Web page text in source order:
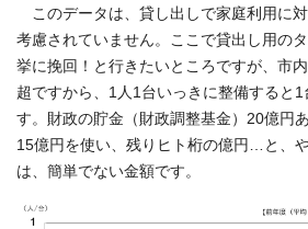
このデータは、貸し出しで家庭利用に
考慮されていません。ここで貸出し用の
挙に挽回！と行きたいところですが、市
超ですから、1人1台いっきに整備すると
す。財政の貯金（財政調整基金）20億円
15億円を使い、残りヒト桁の億円…と、
は、簡単でない金額です。